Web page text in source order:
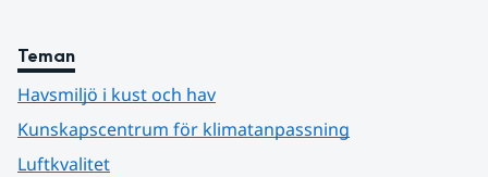
Teman
Havsmiljö i kust och hav
Kunskapscentrum för klimatanpassning
Luftkvalitet